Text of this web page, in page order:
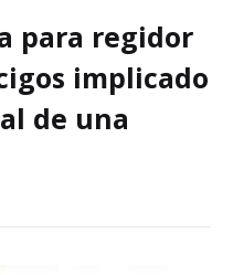
para regidor
implicado
de una